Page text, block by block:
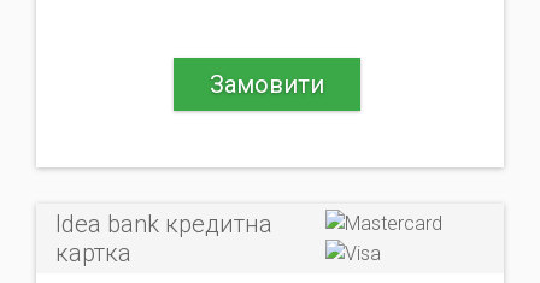
Замовити
Idea bank кредитна
картка